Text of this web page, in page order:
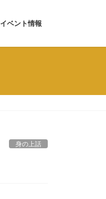
イベント情報
身の上話